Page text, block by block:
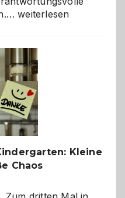
Betreuung
wann
ist
eine
Hundepension
die
richtige
weiterlesen
Kleine
Chaos